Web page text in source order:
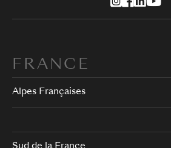
FRANCE
Alpes Françaises